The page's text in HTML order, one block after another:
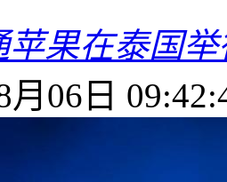
苹果在泰国
月06日